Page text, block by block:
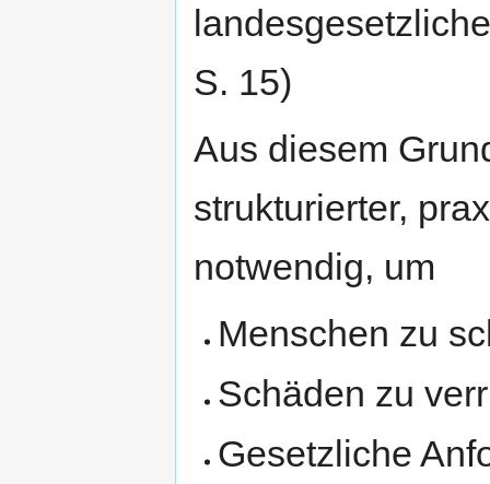
S. 15)
Aus diesem
strukturierter,
notwendig, um
Menschen zu
Schäden zu
Gesetzliche